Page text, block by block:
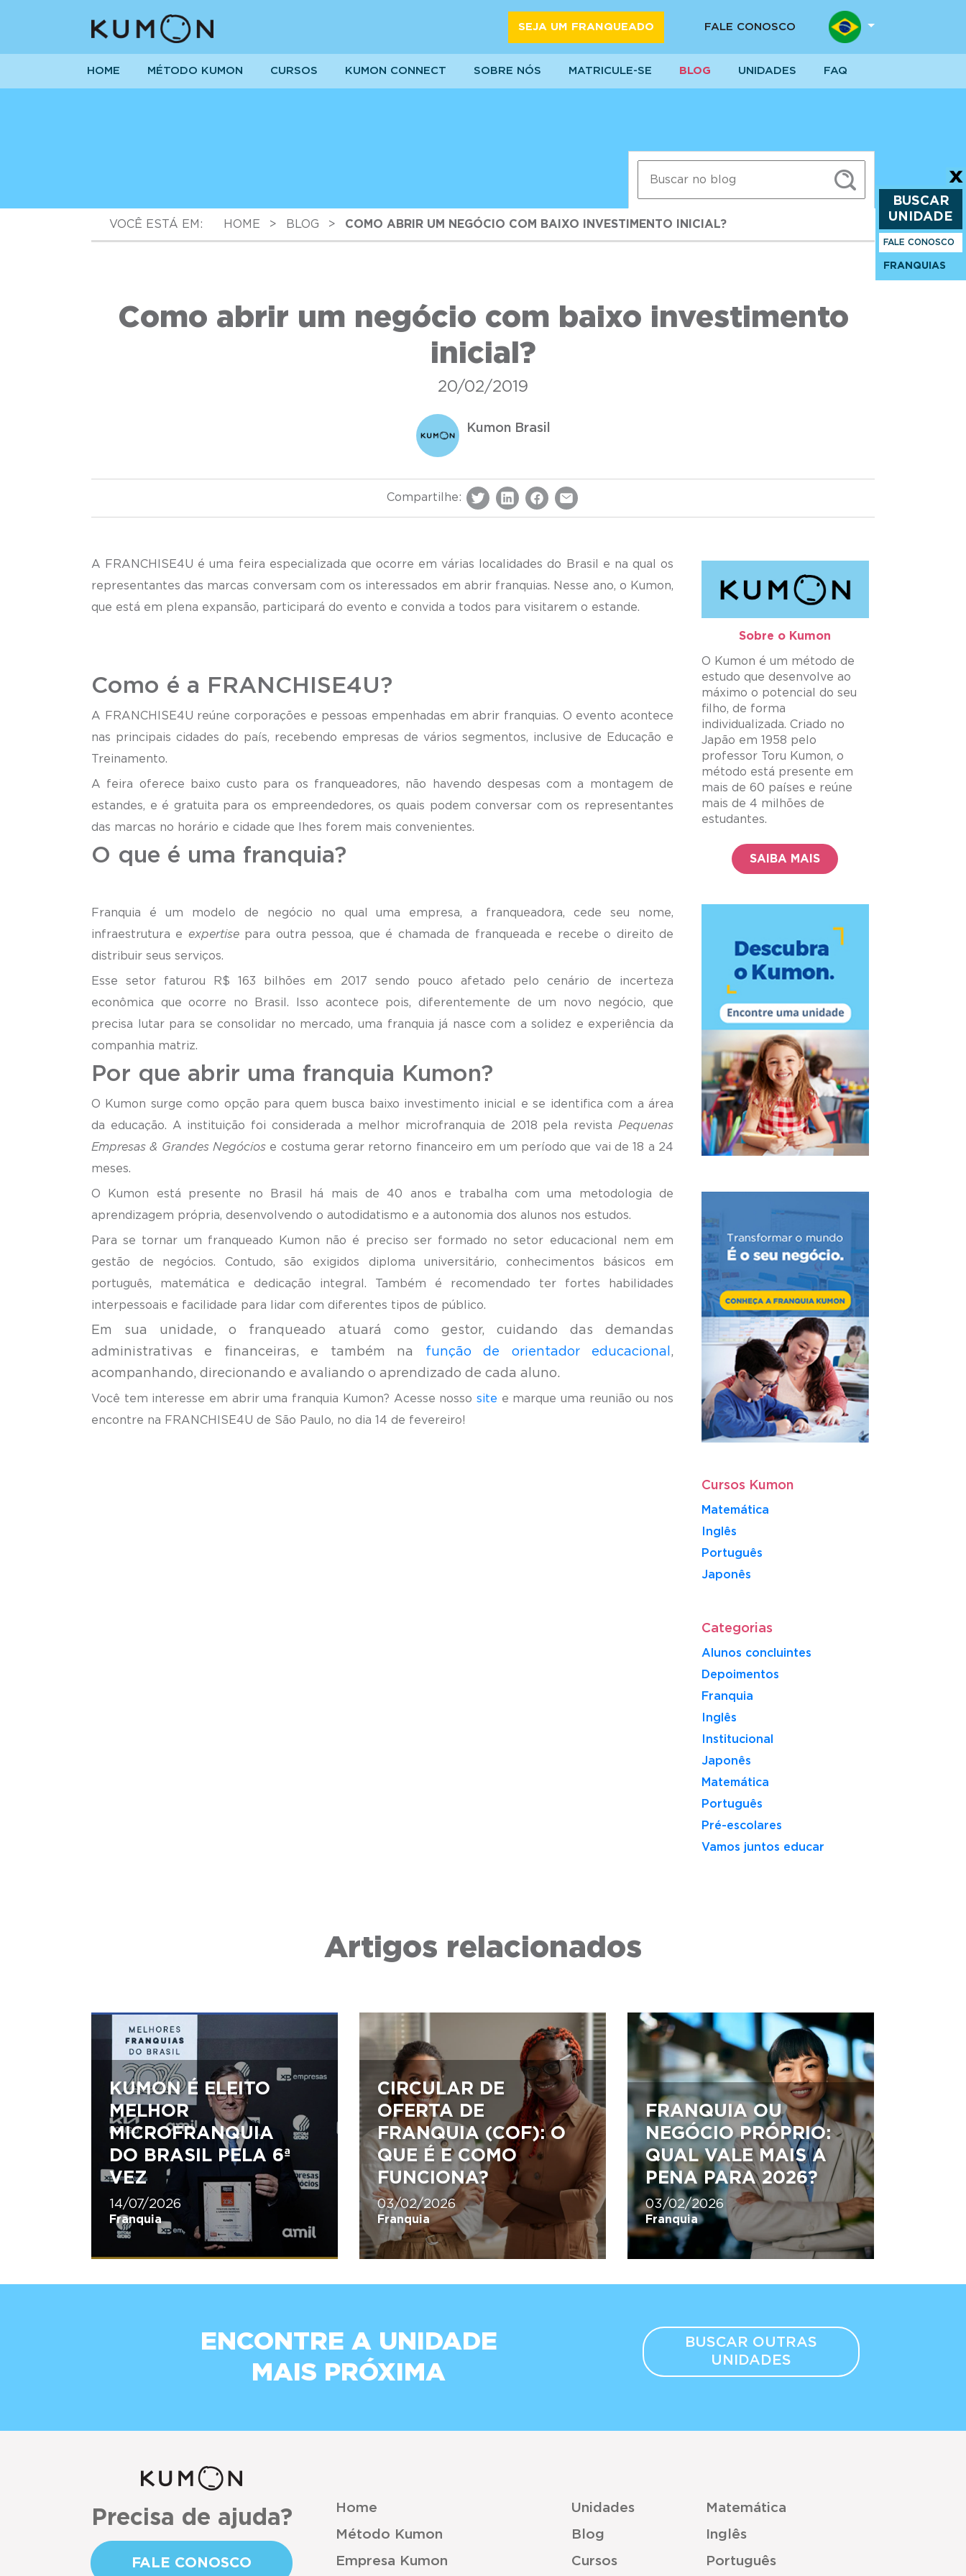
SEJA UM FRANQUEADO FALE CONOSCO
HOME MÉTODO KUMON CURSOS KUMON CONNECT SOBRE NÓS MATRICULE-SE BLOG UNIDADES FAQ
VOCÊ ESTÁ EM: HOME > BLOG > COMO ABRIR UM NEGÓCIO COM BAIXO INVESTIMENTO INICIAL?
Como abrir um negócio com baixo investimento
inicial?
20/02/2019
Kumon Brasil
Compartilhe:
A FRANCHISE4U é uma feira especializada que ocorre em várias localidades do Brasil e na qual os
representantes das marcas conversam com os interessados em abrir franquias. Nesse ano, o Kumon,
que está em plena expansão, participará do evento e convida a todos para visitarem o estande.
Como é a FRANCHISE4U?
A FRANCHISE4U reúne corporações e pessoas empenhadas em abrir franquias. O evento acontece
nas principais cidades do país, recebendo empresas de vários segmentos, inclusive de Educação e
Treinamento.
A feira oferece baixo custo para os franqueadores, não havendo despesas com a montagem de
estandes, e é gratuita para os empreendedores, os quais podem conversar com os representantes
das marcas no horário e cidade que lhes forem mais convenientes.
O que é uma franquia?
Franquia é um modelo de negócio no qual uma empresa, a franqueadora, cede seu nome,
infraestrutura e expertisepara outra pessoa, que é chamada de franqueada e recebe o direito de
distribuir seus serviços.
Esse setor faturou R$ 163 bilhões em 2017
sendo pouco afetado pelo cenário de incerteza
econômica que ocorre no Brasil. Isso acontece pois, diferentemente de um novo negócio, que
precisa lutar para se consolidar no mercado, uma franquia já nasce com a solidez e experiência da
companhia matriz.
Por que abrir uma franquia Kumon?
O Kumon surge como opção para quem busca baixo investimento inicial e se identifica com a área
da educação. A instituição foi considerada a melhor microfranquia de 2018 pela revista Pequenas
Empresas & Grandes Negócios e costuma gerar retorno financeiro em um período que vai de 18 a 24
meses.
O Kumon está presente no Brasil há mais de 40 anos e trabalha com uma metodologia de
aprendizagem própria, desenvolvendo o autodidatismo e a autonomia dos alunos nos estudos.
Para se tornar um franqueado Kumon não é preciso ser formado no setor educacional nem em
gestão de negócios. Contudo, são exigidos diploma universitário, conhecimentos básicos em
português, matemática e dedicação integral. Também é recomendado ter fortes habilidades
interpessoais e facilidade para lidar com diferentes tipos de público.
Em sua unidade, o franqueado atuará como gestor, cuidando das demandas
administrativas e financeiras, e também na função de orientador educacional ,
acompanhando, direcionando e avaliando o aprendizado de cada aluno.
Você tem interesse em abrir uma franquia Kumon? Acesse nosso site e marque uma reunião ou nos
encontre na FRANCHISE4U de São Paulo, no dia 14 de fevereiro!
Sobre o Kumon​
O Kumon é um método de
estudo que desenvolve ao
máximo o potencial do seu
filho, de forma
individualizada. Criado no
Japão em 1958 pelo
professor Toru Kumon, o
método está presente em
mais de 60 países e reúne
mais de 4 milhões de
estudantes.
SAIBA MAIS
Cursos Kumon
Matemática
Inglês
Português
​Japonês
Categorias
Alunos concluintes
Depoimentos
Franquia
Inglês
Institucional
Japonês
Matemática
Português
Pré-escolares
Vamos juntos educar
Artigos relacionados
KUMON É ELEITO
MELHOR
MICROFRANQUIA
DO BRASIL PELA 6ª
VEZ
14/07/2026
Franquia
CIRCULAR DE
OFERTA DE
FRANQUIA (COF): O
QUE É E COMO
FUNCIONA?
03/02/2026
Franquia
FRANQUIA OU
NEGÓCIO PRÓPRIO:
QUAL VALE MAIS A
PENA PARA 2026?
03/02/2026
Franquia
BUSCAR
UNIDADE
FALE CONOSCO
FRANQUIAS
ENCONTRE A UNIDADE
MAIS PRÓXIMA
BUSCAR OUTRAS
UNIDADES
Precisa de ajuda?
FALE CONOSCO
Home Unidades
Matemática
Método Kumon
Blog
Inglês
Empresa Kumon
Cursos Português